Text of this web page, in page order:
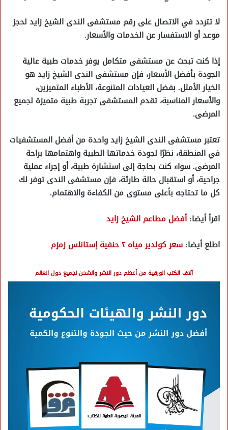
لا تتردد في الاتصال على رقم مستشفى الندى الشيخ زايد لحجز
موعد أو الاستفسار عن الخدمات والأسعار.
إذا كنت تبحث عن مستشفى متكامل يوفر خدمات طبية عالية
الجودة بأفضل الأسعار، فإن مستشفى الندى الشيخ زايد هو
الخيار الأمثل. بفضل العيادات المتنوعة، الأطباء المتميزين،
والأسعار المناسبة، تقدم المستشفى تجربة طبية متميزة لجميع
المرضى.
تعتبرمستشفى الندى الشيخ زايدواحدة من أفضل المستشفيات
في المنطقة، نظرًا لجودة خدماتها الطبية واهتمامها براحة
المرضى. سواء كنت بحاجة إلى استشارة طبية، أو إجراء عملية
جراحية، أو استقبال حالة طارئة، فإن مستشفى الندى توفر لك
كل ما تحتاجه بأعلى مستوى من الكفاءة والاهتمام.
اقرأ أيضا:أفضل مطاعم الشيخ زايد
اطلع أيضا: سعر كولدير مياه ٢ حنفية إستانلس زمزم
آلاف الكتب الورقية من أعظم دور النشر والشحن لجميع دول العالم